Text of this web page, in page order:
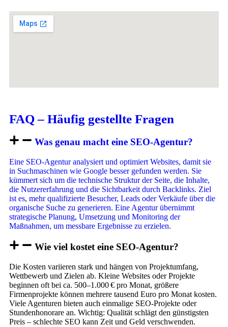
FAQ – Häufig gestellte Fragen
Was genau macht eine SEO-Agentur?
Eine SEO-Agentur analysiert und optimiert Websites, damit sie
in Suchmaschinen wie Google besser gefunden werden. Sie
kümmert sich um die technische Struktur der Seite, die Inhalte,
die Nutzererfahrung und die Sichtbarkeit durch Backlinks. Ziel
ist es, mehr qualifizierte Besucher, Leads oder Verkäufe über die
organische Suche zu generieren. Eine Agentur übernimmt
strategische Planung, Umsetzung und Monitoring der
Maßnahmen, um messbare Ergebnisse zu erzielen.
Wie viel kostet eine SEO-Agentur?
Die Kosten variieren stark und hängen von Projektumfang,
Wettbewerb und Zielen ab. Kleine Websites oder Projekte
beginnen oft bei ca. 500–1.000 € pro Monat, größere
Firmenprojekte können mehrere tausend Euro pro Monat kosten.
Viele Agenturen bieten auch einmalige SEO-Projekte oder
Stundenhonorare an. Wichtig: Qualität schlägt den günstigsten
Preis – schlechte SEO kann Zeit und Geld verschwenden.